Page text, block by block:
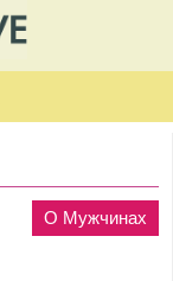
О Мужчинах